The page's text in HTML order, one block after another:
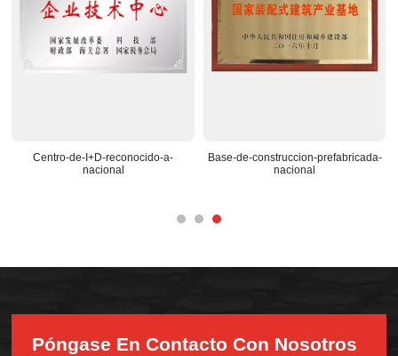
Centro-de-I+D-reconocido-a-
nacional
Base-de-construccion-prefabricada-
nacional
Póngase En Contacto Con Nosotros